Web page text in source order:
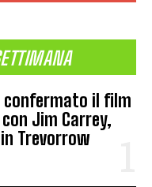
confermato il film
Jim Carrey,
Trevorrow